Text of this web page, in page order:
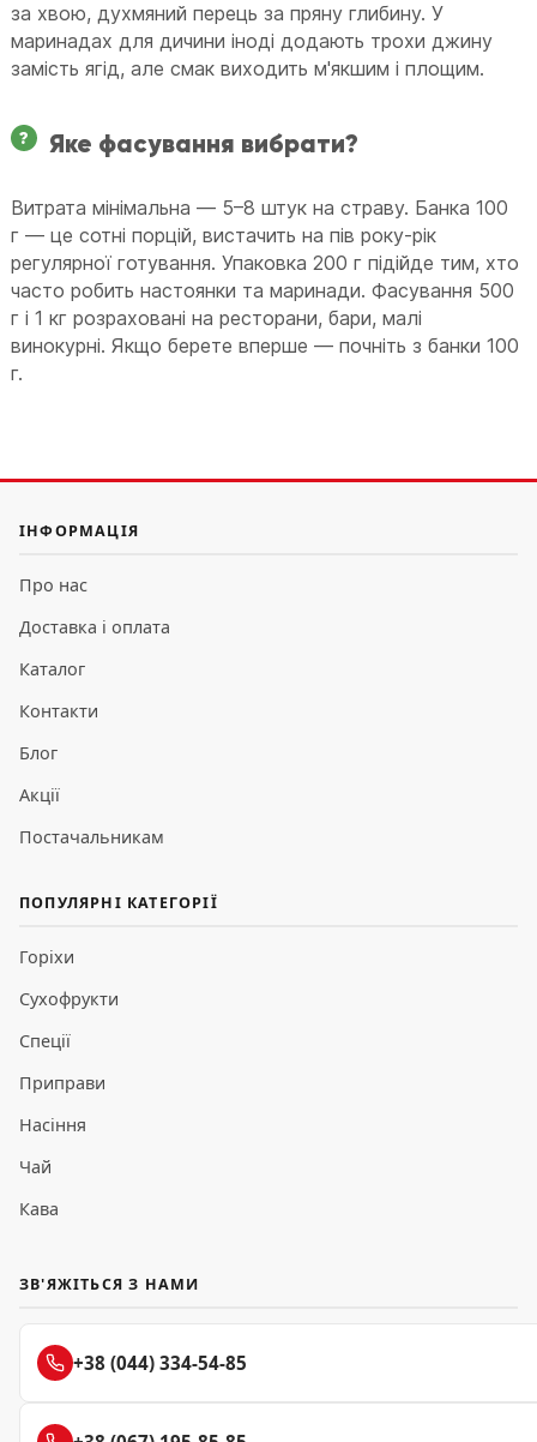
за хвою, духмяний перець за пряну глибину. У
маринадах для дичини іноді додають трохи джину
замість ягід, але смак виходить м'якшим і площим.
Яке фасування вибрати?
Витрата мінімальна — 5–8 штук на страву. Банка 100
г — це сотні порцій, вистачить на пів року-рік
регулярної готування. Упаковка 200 г підійде тим, хто
часто робить настоянки та маринади. Фасування 500
г і 1 кг розраховані на ресторани, бари, малі
винокурні. Якщо берете вперше — почніть з банки 100
г.
ІНФОРМАЦІЯ
Про нас
Доставка і оплата
Каталог
Контакти
Блог
Акції
Постачальникам
ПОПУЛЯРНІ КАТЕГОРІЇ
Горіхи
Сухофрукти
Спеції
Приправи
Насіння
Чай
Кава
ЗВ'ЯЖІТЬСЯ З НАМИ
+38 (044) 334-54-85